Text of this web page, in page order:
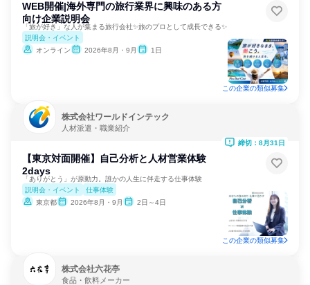
WEB開催|海外専門の旅行業界に興味のある方
向け企業説明会
「旅が好き」な人が集まる旅行会社✨旅のプロとして成長できる✨
説明会・イベント
オンライン
2026年8月・9月 1日
この企業の類似募集
株式会社ワールドインテック
人材派遣・職業紹介
【東京対面開催】自己分析と人材営業体験
2days
「ありがとう」が原動力。誰かの人生に伴走する仕事体験
説明会・イベント
仕事体験
東京都
2026年8月・9月 2日～4日
締切：8月31日
この企業の類似募集
株式会社六花亭
食品・飲料メーカー